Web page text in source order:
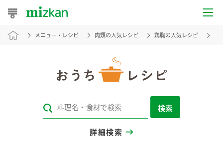
おうちレシピ
レシピカテゴリ一覧
メニュー・レシピ 肉類の人気レシピ 鶏胸の人気レシピ
検索
詳細検索